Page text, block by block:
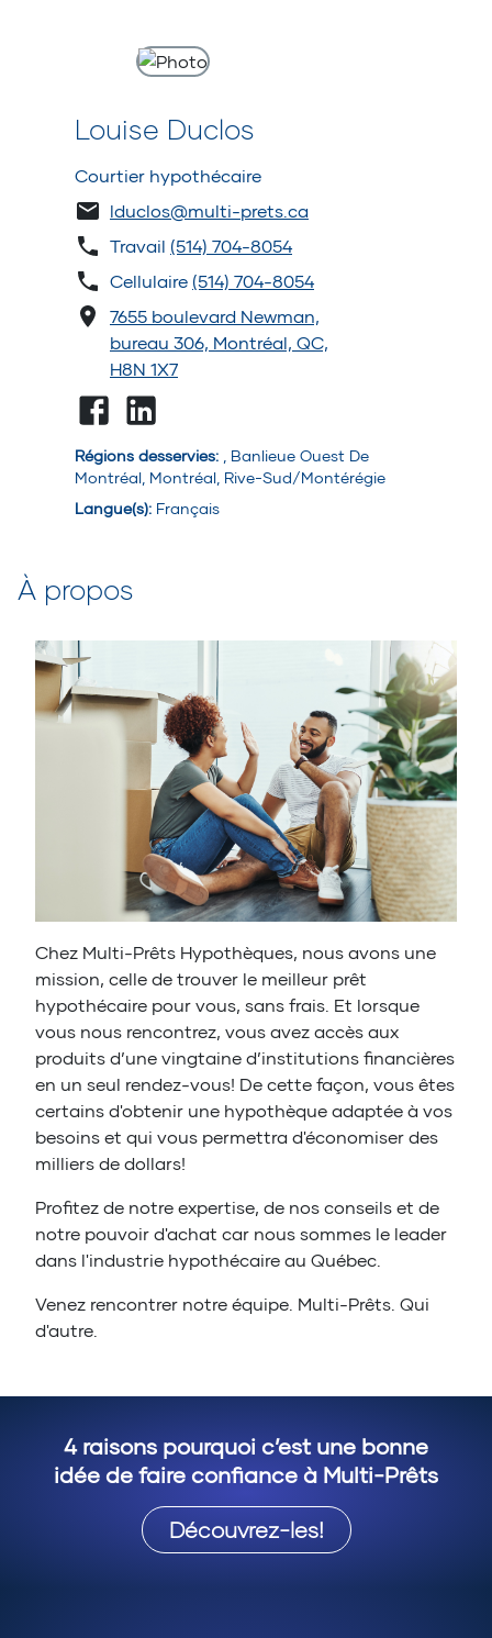
Louise Duclos
Courtier hypothécaire
lduclos@multi-prets.ca
Travail (514) 704-8054
Cellulaire (514) 704-8054
7655 boulevard Newman,
bureau 306, Montréal, QC,
H8N 1X7
Régions desservies:
, Banlieue Ouest De
Montréal, Montréal, Rive-Sud/Montérégie
Langue(s): Français
À propos
Chez Multi-Prêts Hypothèques, nous avons une
mission, celle de trouver le meilleur prêt
hypothécaire pour vous, sans frais. Et lorsque
vous nous rencontrez, vous avez accès aux
produits d’une vingtaine d’institutions financières
en un seul rendez-vous! De cette façon, vous êtes
certains d'obtenir une hypothèque adaptée à vos
besoins et qui vous permettra d'économiser des
milliers de dollars!
Profitez de notre expertise, de nos conseils et de
notre pouvoir d'achat car nous sommes le leader
dans l'industrie hypothécaire au Québec.
Venez rencontrer notre équipe. Multi-Prêts. Qui
d'autre.
4 raisons pourquoi c’est une bonne
idée de faire confiance à Multi-Prêts
Découvrez-les!